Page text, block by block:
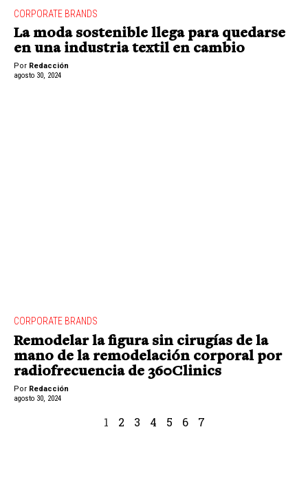
CORPORATE BRANDS
La moda sostenible llega para quedarse
en una industria textil en cambio
Por Redacción
agosto 30, 2024
CORPORATE BRANDS
Remodelar la figura sin cirugías de la
mano de la remodelación corporal por
radiofrecuencia de 360Clinics
Por Redacción
agosto 30, 2024
1 2 3 4 5 6 7